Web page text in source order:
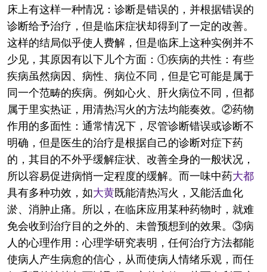
床上有这样一种情况：诊断是错误的，并根据错误的
诊断给予治疗，但是临床症状却得到了一定的改善。
这样的结局似乎使人费解，但是临床上这种实例并不
少见，其原因有以下儿个方面：①疾病的共性：有些
疾病虽然病因、病性、病位不同，但是它可能是属于
同一个范畴的疾病。例如心火、肝火病位不同，但都
属于里实热证，用清热泻火的方法均能奏效。②药物
作用的多面性：通常情况下，尽管诊断错误或诊断不
明确，但是医生的治疗是根据自己的诊断对症下药
的，其目的不外乎缓解症状、改善全身的一般状况，
所以容易促进病悄一定程度的缓解。而一味中药大都
具有多种功效，如大黄既能清热泻火，又能活血化
淤、消肿止痛。所以，在临床应用某种药物时，就难
免会收到治疗目的之外的、未曾预想到的效果。③病
人的心理作用：心理学研究表明，任何治疗方法都能
使病人产生病愈的信心，从而使病人情绪乐观，而任